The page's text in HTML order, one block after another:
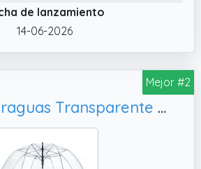
ante condiciones climáticas
forma
102 cm de diámetro y cobertor
la ropa, sin obstaculizar la
material impermeable, y de
de lanzamiento
14-06-2026
Mejor #2
unycos - Paraguas Transparente de Campana Resistente al Viento, Eventos (Extra Large)